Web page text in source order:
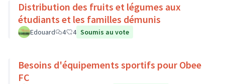
Distribution des fruits et légumes aux
étudiants et les familles démunis
Edouard 4 4 Soumis au vote
Besoins d'équipements sportifs pour Obee
FC